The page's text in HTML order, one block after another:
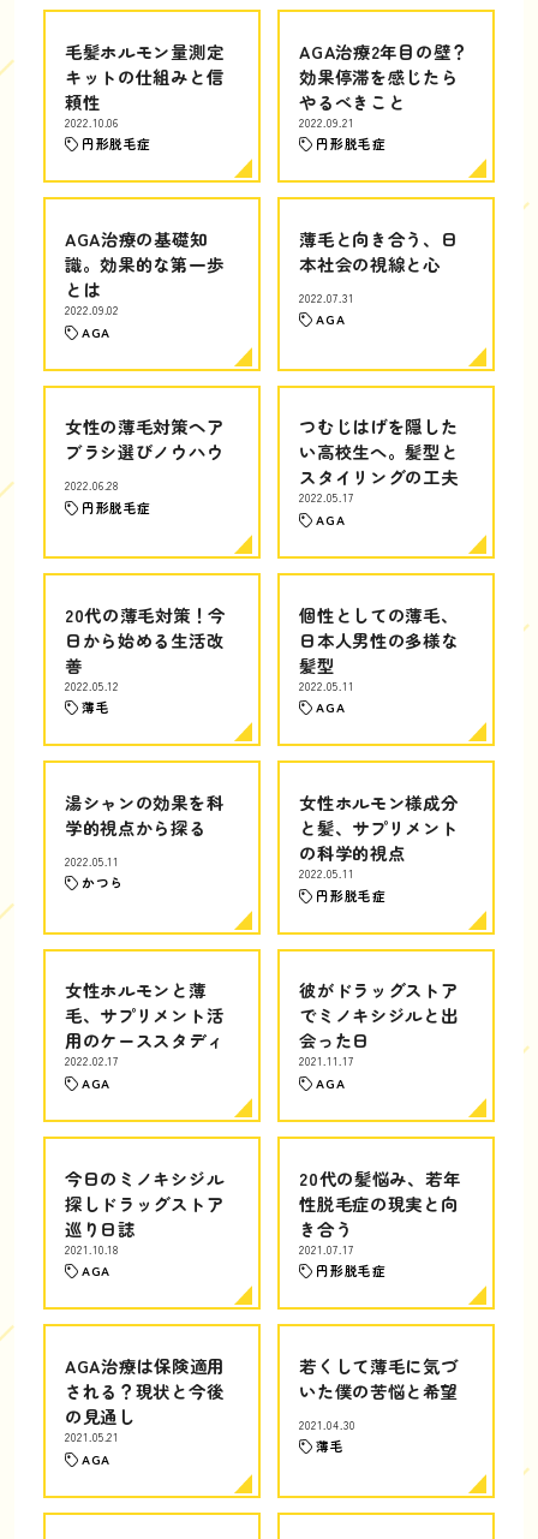
毛髪ホルモン量測定
キットの仕組みと信
頼性
2022.10.06
円形脱毛症
AGA治療2年目の壁？
効果停滞を感じたら
やるべきこと
2022.09.21
円形脱毛症
AGA治療の基礎知
識。効果的な第一歩
とは
2022.09.02
AGA
薄毛と向き合う、日
本社会の視線と心
2022.07.31
AGA
女性の薄毛対策ヘア
ブラシ選びノウハウ
2022.06.28
円形脱毛症
つむじはげを隠した
い高校生へ。髪型と
スタイリングの工夫
2022.05.17
AGA
20代の薄毛対策！今
日から始める生活改
善
2022.05.12
薄毛
個性としての薄毛、
日本人男性の多様な
髪型
2022.05.11
AGA
湯シャンの効果を科
学的視点から探る
2022.05.11
かつら
女性ホルモン様成分
と髪、サプリメント
の科学的視点
2022.05.11
円形脱毛症
女性ホルモンと薄
毛、サプリメント活
用のケーススタディ
2022.02.17
AGA
彼がドラッグストア
でミノキシジルと出
会った日
2021.11.17
AGA
今日のミノキシジル
探しドラッグストア
巡り日誌
2021.10.18
AGA
20代の髪悩み、若年
性脱毛症の現実と向
き合う
2021.07.17
円形脱毛症
AGA治療は保険適用
される？現状と今後
の見通し
2021.05.21
AGA
若くして薄毛に気づ
いた僕の苦悩と希望
2021.04.30
薄毛